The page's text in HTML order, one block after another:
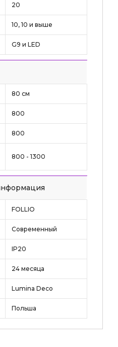
20
10, 10 и выше
G9 и LED
80 см
800
800
800 - 1300
FOLLIO
Современный
IP20
24 месяца
Lumina Deco
Польша